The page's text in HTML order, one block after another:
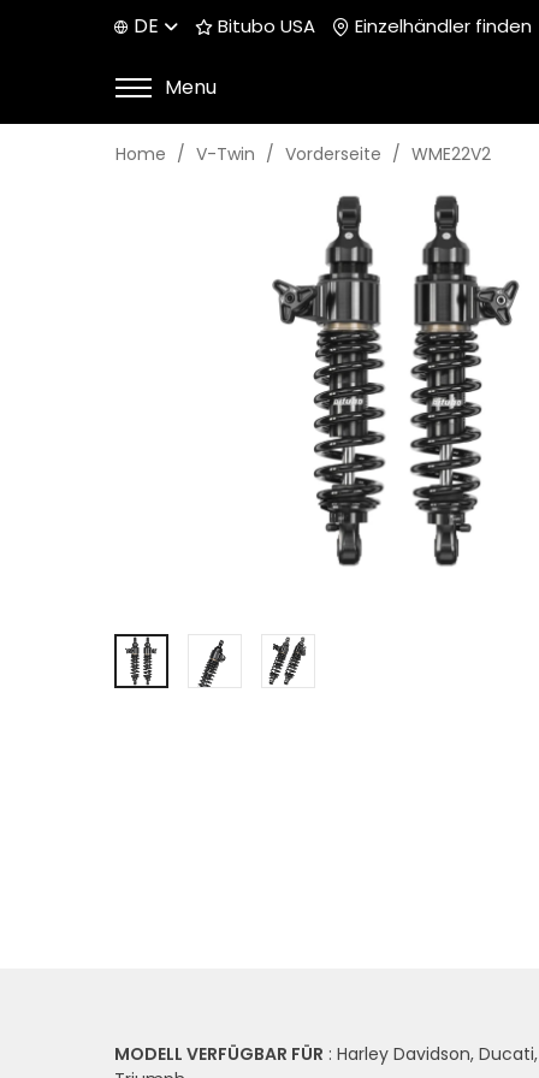
DE Bitubo USA Einzelhändler finden
Menu
Home V-Twin Vorderseite WME22V2
MODELL VERFÜGBAR FÜR : Harley Davidson,